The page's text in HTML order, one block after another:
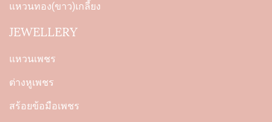
แหวนทอง(ขาว)เกลี้ยง
JEWELLERY
แหวนเพชร
ต่างหูเพชร
สร้อยข้อมือเพชร